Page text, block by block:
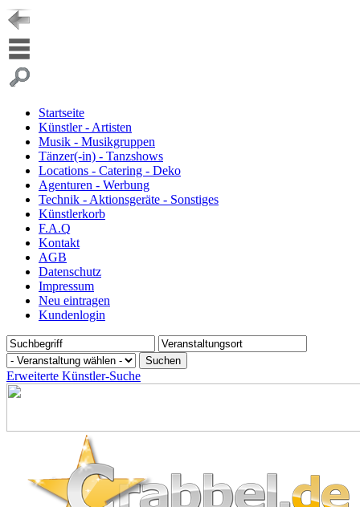
Startseite
Künstler - Artisten
Musik - Musikgruppen
Tänzer(-in) - Tanzshows
Locations - Catering - Deko
Agenturen - Werbung
Technik - Aktionsgeräte - Sonstiges
Künstlerkorb
F.A.Q
Kontakt
AGB
Datenschutz
Impressum
Neu eintragen
Kundenlogin
Erweiterte Künstler-Suche